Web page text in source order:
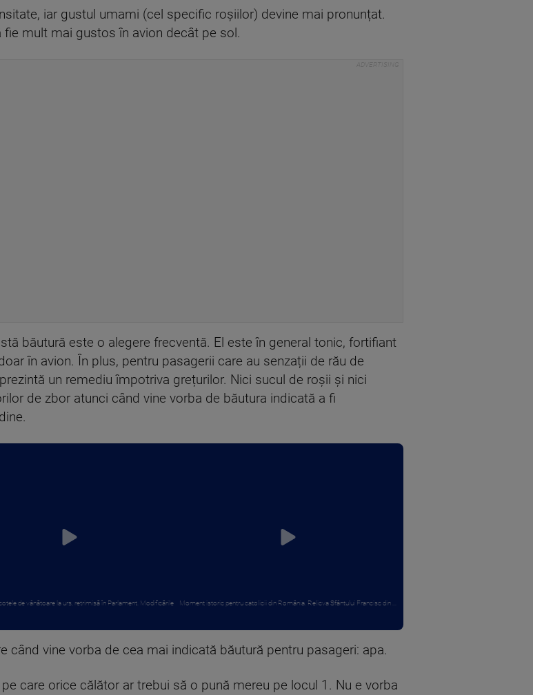
iar gustul umami (cel specific roșiilor) devine mai pronunțat.
mult mai gustos în avion decât pe sol.
băutură este o alegere frecventă. El este în general tonic, fortifiant
în avion. În plus, pentru pasagerii care au senzații de rău de
un remediu împotriva grețurilor. Nici sucul de roșii și nici
de zbor atunci când vine vorba de băutura indicată a fi
de vânătoare la urs, retrimisă în Parlament. Modificările
Moment istoric pentru catolicii din România. Relicva Sfântului Francisc din ...
când vine vorba de cea mai indicată băutură pentru pasageri: apa.
care orice călător ar trebui să o pună mereu pe locul 1. Nu e vorba